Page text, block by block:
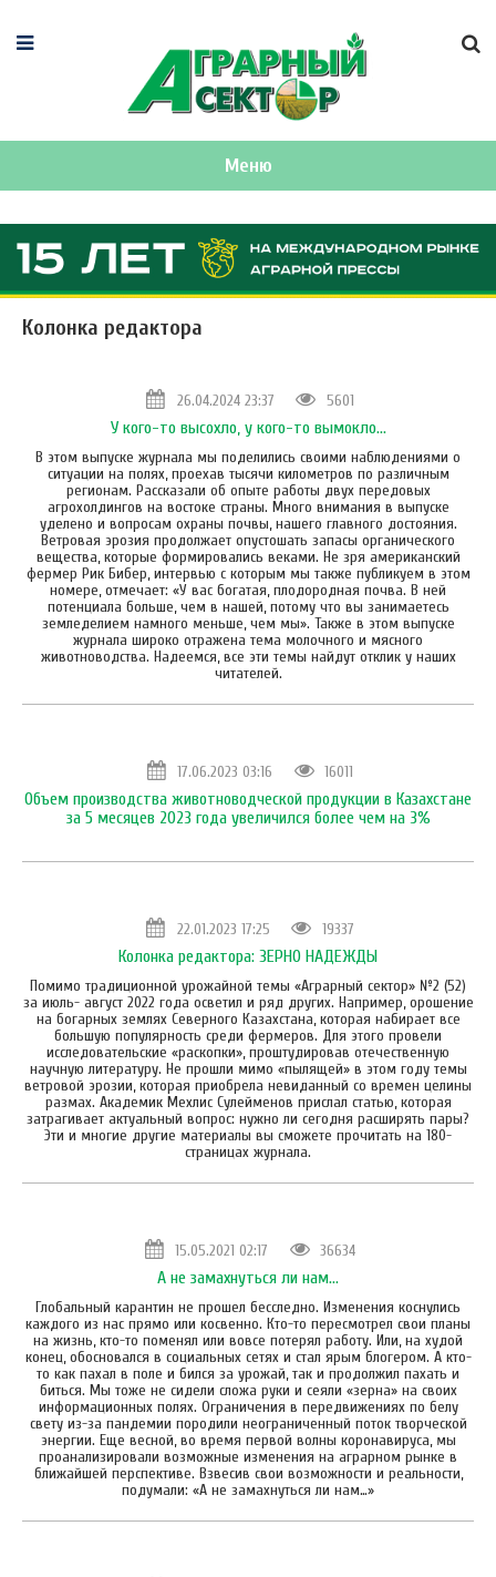
Меню
Колонка редактора
26.04.2024 23:37 5601
У кого-то высохло, у кого-то вымокло…
В этом выпуске журнала мы поделились своими наблюдениями о
ситуации на полях, проехав тысячи километров по различным
регионам. Рассказали об опыте работы двух передовых
агрохолдингов на востоке страны. Много внимания в выпуске
уделено и вопросам охраны почвы, нашего главного достояния.
Ветровая эрозия продолжает опустошать запасы органического
вещества, которые формировались веками. Не зря американский
фермер Рик Бибер, интервью с которым мы также публикуем в этом
номере, отмечает: «У вас богатая, плодородная почва. В ней
потенциала больше, чем в нашей, потому что вы занимаетесь
земледелием намного меньше, чем мы». Также в этом выпуске
журнала широко отражена тема молочного и мясного
животноводства. Надеемся, все эти темы найдут отклик у наших
читателей.
17.06.2023 03:16 16011
Объем производства животноводческой продукции в Казахстане
за 5 месяцев 2023 года увеличился более чем на 3%
22.01.2023 17:25 19337
Колонка редактора: ЗЕРНО НАДЕЖДЫ
Помимо традиционной урожайной темы «Аграрный сектор» №2 (52)
за июль- август 2022 года осветил и ряд других. Например, орошение
на богарных землях Северного Казахстана, которая набирает все
большую популярность среди фермеров. Для этого провели
исследовательские «раскопки», проштудировав отечественную
научную литературу. Не прошли мимо «пылящей» в этом году темы
ветровой эрозии, которая приобрела невиданный со времен целины
размах. Академик Мехлис Сулейменов прислал статью, которая
затрагивает актуальный вопрос: нужно ли сегодня расширять пары?
Эти и многие другие материалы вы сможете прочитать на 180-
страницах журнала.
15.05.2021 02:17 36634
А не замахнуться ли нам...
Глобальный карантин не прошел бесследно. Изменения коснулись
каждого из нас прямо или косвенно. Кто-то пересмотрел свои планы
на жизнь, кто-то поменял или вовсе потерял работу. Или, на худой
конец, обосновался в социальных сетях и стал ярым блогером. А кто-
то как пахал в поле и бился за урожай, так и продолжил пахать и
биться. Мы тоже не сидели сложа руки и сеяли «зерна» на своих
информационных полях. Ограничения в передвижениях по белу
свету из-за пандемии породили неограниченный поток творческой
энергии. Еще весной, во время первой волны коронавируса, мы
проанализировали возможные изменения на аграрном рынке в
ближайшей перспективе. Взвесив свои возможности и реальности,
подумали: «А не замахнуться ли нам…»